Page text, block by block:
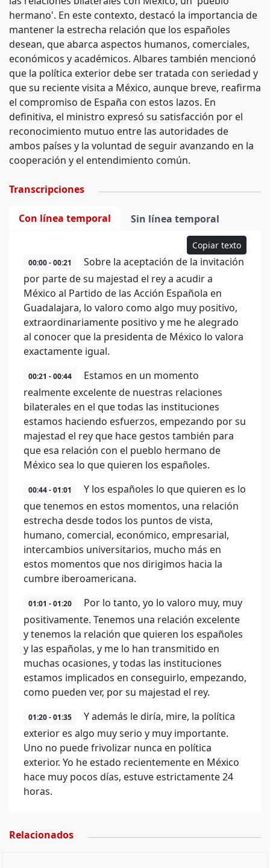
hermano'. En este contexto, destacó la importancia de
mantener la estrecha relación que los españoles
desean, que abarca aspectos humanos, comerciales,
económicos y académicos. Albares también mencionó
que la política exterior debe ser tratada con seriedad y
que su reciente visita a México, aunque breve, reafirma
el compromiso de España con estos lazos. En
definitiva, el ministro expresó su satisfacción por el
reconocimiento mutuo entre las autoridades de
ambos países y la voluntad de seguir avanzando en la
cooperación y el entendimiento común.
Transcripciones
Con línea temporal Sin línea temporal
Copiar texto
00:00 - 00:21
Sobre la aceptación de la invitación
por parte de su majestad el rey a acudir a
México al Partido de las Acción Española en
Guadalajara, lo valoro como algo muy positivo,
extraordinariamente positivo y me he alegrado
al conocer que la presidenta de México lo valora
exactamente igual.
00:21 - 00:44
Estamos en un momento
realmente excelente de nuestras relaciones
bilaterales en el que todas las instituciones
estamos haciendo esfuerzos, empezando por su
majestad el rey que hace gestos también para
que esa relación con el pueblo hermano de
México sea lo que quieren los españoles.
00:44 - 01:01
Y los españoles lo que quieren es lo
que tenemos en estos momentos, una relación
estrecha desde todos los puntos de vista,
humano, comercial, económico, empresarial,
intercambios universitarios, mucho más en
estos momentos que nos dirigimos hacia la
cumbre iberoamericana.
01:01 - 01:20
Por lo tanto, yo lo valoro muy, muy
positivamente. Tenemos una relación excelente
y tenemos la relación que quieren los españoles
y las españolas, y me lo han transmitido en
muchas ocasiones, y todas las instituciones
estamos implicados en conseguirlo, empezando,
como pueden ver, por su majestad el rey.
01:20 - 01:35
Y además le diría, mire, la política
exterior es algo muy serio y muy importante.
Uno no puede frivolizar nunca en política
exterior. Yo he estado recientemente en México
hace muy pocos días, estuve estrictamente 24
horas.
Relacionados